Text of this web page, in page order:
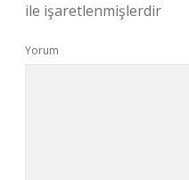
ile işaretlenmişlerdir
Yorum